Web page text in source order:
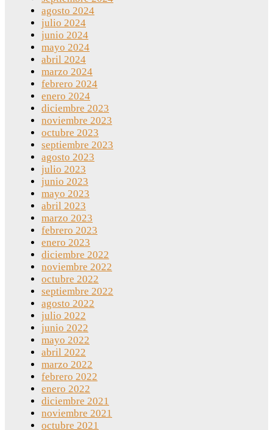
agosto 2024
julio 2024
junio 2024
mayo 2024
abril 2024
marzo 2024
febrero 2024
enero 2024
diciembre 2023
noviembre 2023
octubre 2023
septiembre 2023
agosto 2023
julio 2023
junio 2023
mayo 2023
abril 2023
marzo 2023
febrero 2023
enero 2023
diciembre 2022
noviembre 2022
octubre 2022
septiembre 2022
agosto 2022
julio 2022
junio 2022
mayo 2022
abril 2022
marzo 2022
febrero 2022
enero 2022
diciembre 2021
noviembre 2021
octubre 2021